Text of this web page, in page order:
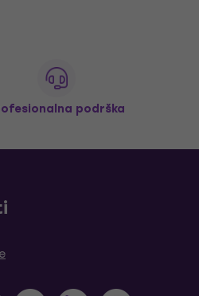
podrška